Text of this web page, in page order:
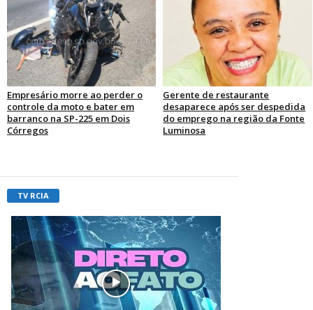
Empresário morre ao perder o
controle da moto e bater em
barranco na SP-225 em Dois
Córregos
Gerente de restaurante
desaparece após ser despedida
do emprego na região da Fonte
Luminosa
TV RCIA